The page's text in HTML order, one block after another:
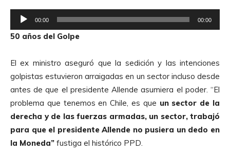
d
o
e
p
o
d
u
c
t
o
r
00:00 00:00
50 años del Golpe
El ex ministro aseguró que la sedición y las intenciones
golpistas estuvieron arraigadas en un sector incluso desde
antes de que el presidente Allende asumiera el poder. “El
problema que tenemos en Chile, es que un sector de la
derecha y de las fuerzas armadas, un sector, trabajó
para que el presidente Allende no pusiera un dedo en
la Moneda” fustiga el histórico PPD.